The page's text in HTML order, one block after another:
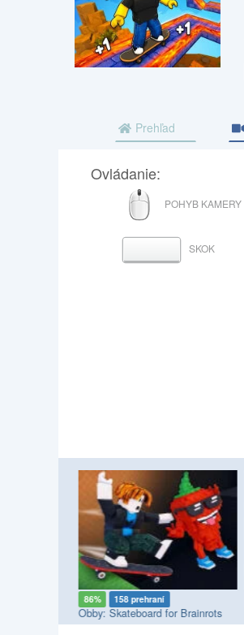
Prehľad
Ovládanie:
MYŠ
POHYB KAMERY
MEDZERNÍK
SKOK
86% 158 prehraní
Obby: Skateboard for Brainrots